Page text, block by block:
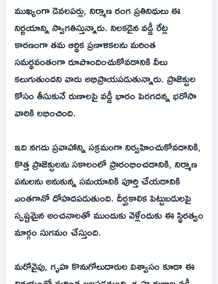
ముఖ్యంగా డెవలపర్లు, నిర్మాణ రంగ ప్రతినిధులు ఈ
నిర్ణయాన్ని స్వాగతిస్తున్నారు. నిలకడైన వడ్డీ రేట్ల
కారణంగా తమ ఆర్థిక ప్రణాళికలను మరింత
సమర్థవంతంగా రూపొందించుకోవడానికి వీలు
కలుగుతుందని వారు అభిప్రాయపడుతున్నారు. ప్రాజెక్టుల
కోసం తీసుకునే రుణాలపై వడ్డీ భారం పెరగదన్న భరోసా
వారికి లభించింది.
ఇది నగదు ప్రవాహాన్ని సక్రమంగా నిర్వహించుకోవడానికి,
కొత్త ప్రాజెక్టులను సకాలంలో ప్రారంభించడానికి, నిర్మాణ
పనులను అనుకున్న సమయానికి పూర్తి చేయడానికి
ఎంతగానో దోహదపడుతుంది. దీర్ఘకాలిక పెట్టుబడులపై
స్పష్టమైన అంచనాలతో ముందుకు వెళ్లేందుకు ఈ స్థిరత్వం
మార్గం సుగమం చేస్తుంది.
మరోవైపు, గృహ కొనుగోలుదారుల విశ్వాసం కూడా ఈ